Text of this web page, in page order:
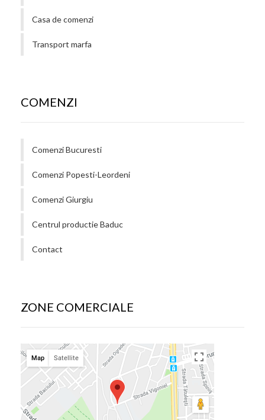
Casa de comenzi
Transport marfa
COMENZI
Comenzi Bucuresti
Comenzi Popesti-Leordeni
Comenzi Giurgiu
Centrul productie Baduc
Contact
ZONE COMERCIALE